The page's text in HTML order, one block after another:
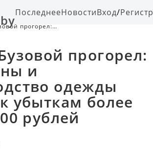
ПоследнееНовостиВход/
прогорел:
прогорел:
и
одежды
убыткам более
рублей